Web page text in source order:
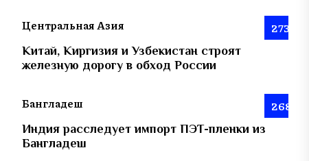
Центральная Азия 273
Китай, Киргизия и Узбекистан строят
железную дорогу в обход России
Бангладеш 268
Индия расследует импорт ПЭТ-пленки из
Бангладеш